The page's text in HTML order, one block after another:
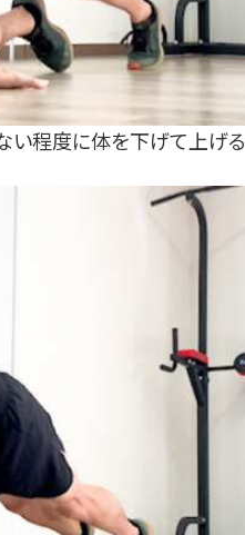
い程度に体を下げて上げる